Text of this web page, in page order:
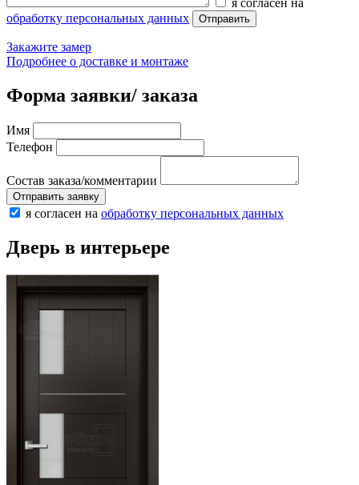
я согласен на
обработку персональных данных
Отправить
Закажите замер
Подробнее о доставке и монтаже
Форма заявки/ заказа
Имя
Телефон
Состав заказа/комментарии
Отправить заявку
я согласен на обработку персональных данных
Дверь в интерьере